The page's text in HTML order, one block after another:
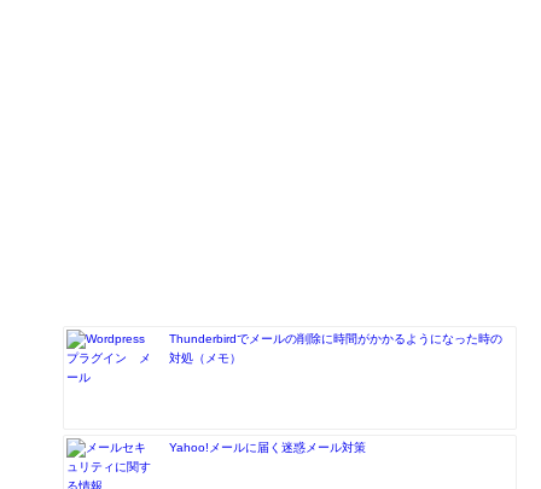
Thunderbirdでメールの削除に時間がかかるようになった時の
対処（メモ）
Yahoo!メールに届く迷惑メール対策